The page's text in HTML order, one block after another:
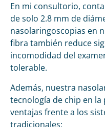
En mi consultorio,
de solo 2.8 mm de
nasolaringoscopias en
fibra también reduce
incomodidad del
tolerable.
Además, nuestra
tecnología de chip en
ventajas frente a los
tradicionales: